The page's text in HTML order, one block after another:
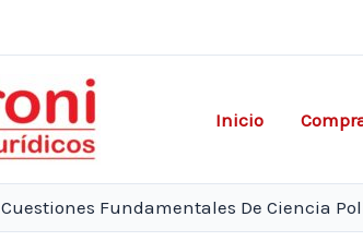
Inicio
Cuestiones Fundamentales De Ciencia